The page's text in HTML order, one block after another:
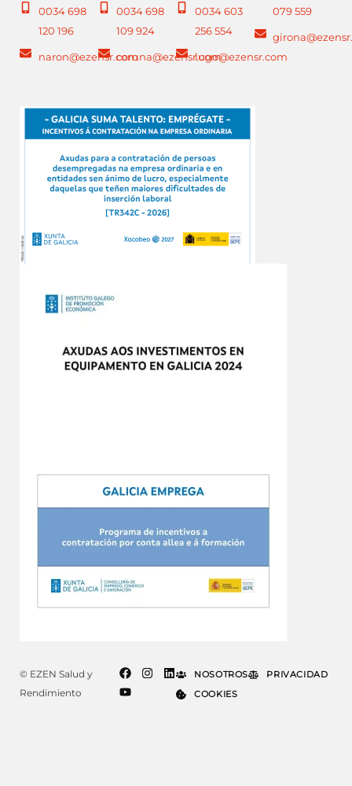
0034 698
120 196
naron@ezensr.com
0034 698
109 924
coruna@ezensr.com
0034 603
256 554
lugo@ezensr.com
079 559
© EZEN Salud y
Rendimiento
NOSOTROS
PRIVACIDAD
COOKIES